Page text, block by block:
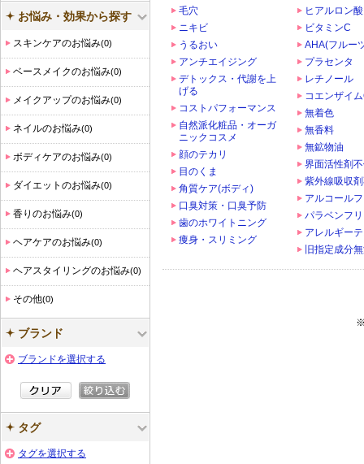
毛穴
ニキビ
うるおい
アンチエイジング
デトックス・代謝を上
げる
コストパフォーマンス
自然派化粧品・オーガ
ニックコスメ
顔のテカリ
目のくま
角質ケア(ボディ)
口臭対策・口臭予防
歯のホワイトニング
痩身・スリミング
ヒアルロン酸
ビタミンC
AHA(フルー
プラセンタ
レチノール
コエンザイ
無着色
無香料
無鉱物油
界面活性剤
紫外線吸収
アルコール
パラベンフ
アレルギー
旧指定成分
※
お悩み・効果から探す
スキンケアのお悩み(0)
ベースメイクのお悩み(0)
メイクアップのお悩み(0)
ネイルのお悩み(0)
ボディケアのお悩み(0)
ダイエットのお悩み(0)
香りのお悩み(0)
ヘアケアのお悩み(0)
ヘアスタイリングのお悩み(0)
その他(0)
ブランド
ブランドを選択する
タグ
タグを選択する